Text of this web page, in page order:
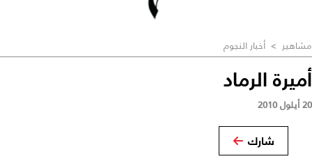
مشاهير > أخبار النجوم
أميرة الرماد
20 أيلول 2010
شارك